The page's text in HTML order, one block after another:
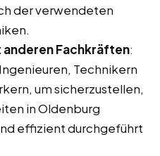
der verwendeten
Fachkräften:
Technikern
um sicherzustellen,
in Oldenburg
effizient durchgeführt